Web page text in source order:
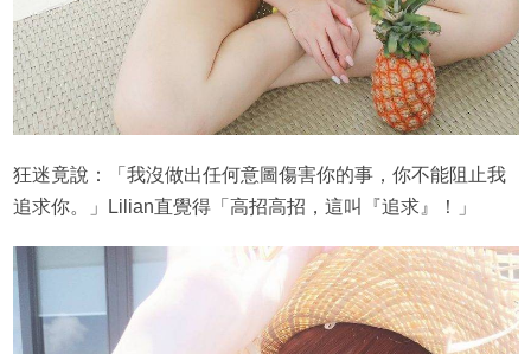
狂迷竟說：「我沒做出任何意圖傷害你的事，你不能阻止我
追求你。」Lilian直覺得「高招高招，這叫『追求』！」